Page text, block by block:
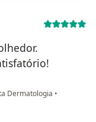
Dermatologia •